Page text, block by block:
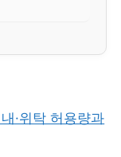
·위탁 허용량과